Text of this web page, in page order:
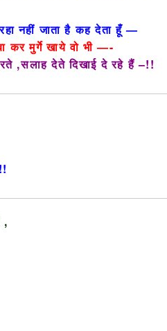
नहीं जाता है कह देता हूँ —
कर मुर्गे खाये वो भी —-
,सलाह देते दिखाई दे रहे हैं –!!
,